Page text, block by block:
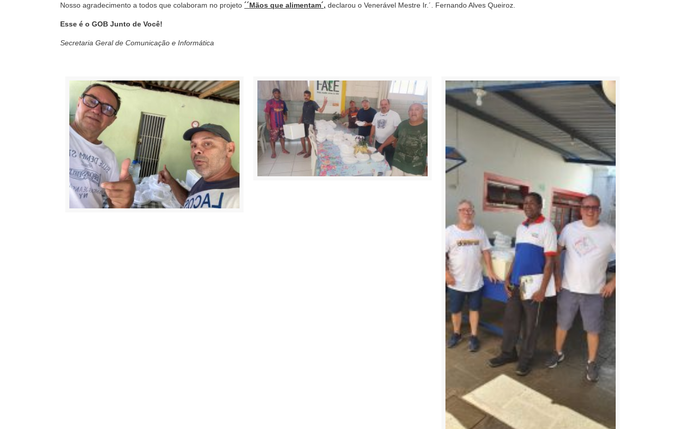
Nosso agradecimento a todos que colaboram no projeto´´Mãos que alimentam´, declarou o Venerável Mestre Ir.´. Fernando Alves Queiroz.
Esse é o GOB Junto de Você!
Secretaria Geral de Comunicação e Informática